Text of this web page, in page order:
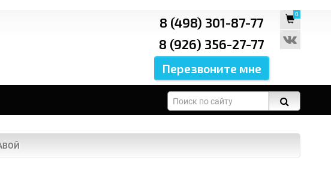
8 (498) 301-87-77
8 (926) 356-27-77
0